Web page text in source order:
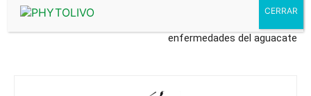
Anecoop aumenta su cifra
El IVIA trabaja en la
enfermedades del aguacate